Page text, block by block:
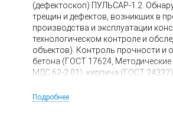
(дефектоскоп) ПУЛЬСАР-1.2.
трещин и дефектов, возникших в
производства и эксплуатации
технологическом контроле и
объектов). Контроль прочности и
бетона (ГОСТ 17624,
МДС 62-2.01), кирпича (ГОСТ 24332)
изделиях и конструкциях.
Подробнее